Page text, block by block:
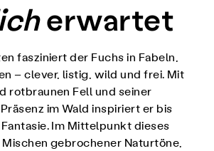
erwartet
fasziniert der Fuchs in Fabeln,
– clever, listig, wild und frei. Mit
rotbraunen Fell und seiner
im Wald inspiriert er bis
Im Mittelpunkt dieses
gebrochener Naturtöne,